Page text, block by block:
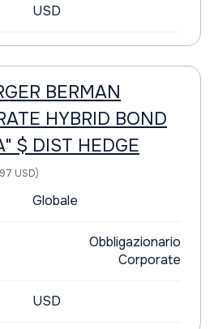
USD
BERMAN
HYBRID BOND
$ DIST HEDGE
USD)
Globale
Obbligazionario
Corporate
USD